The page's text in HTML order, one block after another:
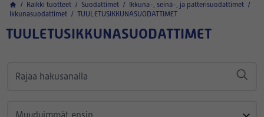
/ Kaikki tuotteet / Suodattimet / Ikkuna-, seinä-, ja patterisuodattimet /
Ikkunasuodattimet / TUULETUSIKKUNASUODATTIMET
TUULETUSIKKUNASUODATTIMET